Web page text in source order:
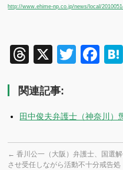
http://www.ehime-np.co.jp/news/local/
Threads
X
関連記事:
田中俊夫弁護士（神奈川
← 香川公一（大阪）弁護士、国選
させ受任しながら活動不十分戒告処